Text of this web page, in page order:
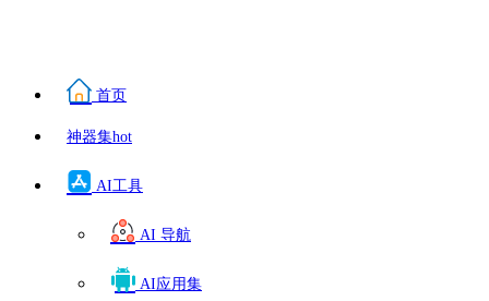
首页
神器集hot
AI工具
AI 导航
AI应用集